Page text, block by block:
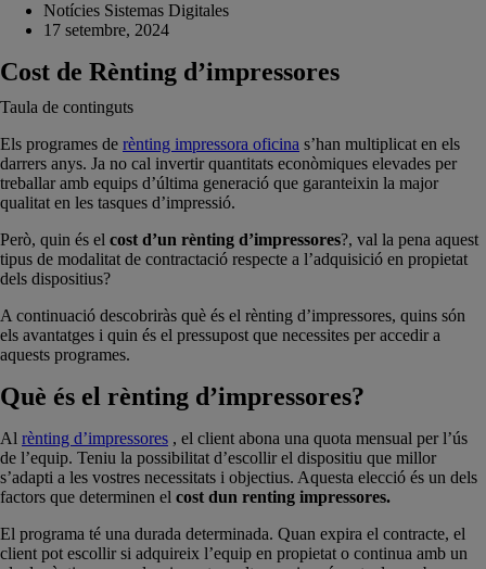
Notícies Sistemas Digitales
17 setembre, 2024
Cost de Rènting d’impressores
Taula de continguts
Els programes de rènting impressora oficina s’han multiplicat en els
darrers anys. Ja no cal invertir quantitats econòmiques elevades per
treballar amb equips d’última generació que garanteixin la major
qualitat en les tasques d’impressió.
Però, quin és el cost d’un rènting d’impressores?, val la pena aquest
tipus de modalitat de contractació respecte a l’adquisició en propietat
dels dispositius?
A continuació descobriràs què és el rènting d’impressores, quins són
els avantatges i quin és el pressupost que necessites per accedir a
aquests programes.
Què és el rènting d’impressores?
Al rènting d’impressores , el client abona una quota mensual per l’ús
de l’equip. Teniu la possibilitat d’escollir el dispositiu que millor
s’adapti a les vostres necessitats i objectius. Aquesta elecció és un dels
factors que determinen el cost dun renting impressores.
El programa té una durada determinada. Quan expira el contracte, el
client pot escollir si adquireix l’equip en propietat o continua amb un